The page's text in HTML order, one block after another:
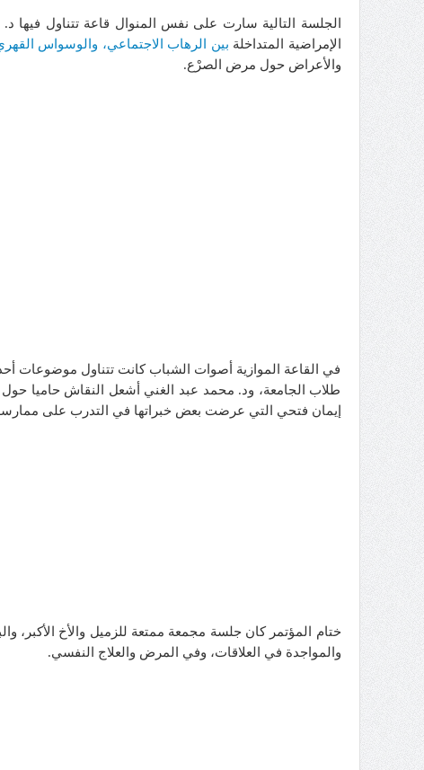
الجلسة التالية سارت على نفس المنوال قاعة تتناول فيها
الإمراضية المتداخلة بين الرهاب الاجتماعي، والوسواس
والأعراض حول مرض الصرْع.
في القاعة الموازية أصوات الشباب كانت تتناول موضوعات
طلاب الجامعة، ود. محمد عبد الغني أشعل النقاش حاميا حول
إيمان فتحي التي عرضت بعض خبراتها في التدرب على
ختام المؤتمر كان جلسة مجمعة ممتعة للزميل والأخ
والمواجدة في العلاقات، وفي المرض والعلاج النفسي.